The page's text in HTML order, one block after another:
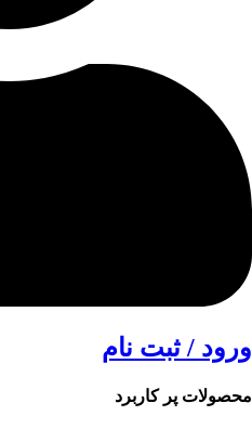
ورود / ثبت نام
محصولات پر کاربرد